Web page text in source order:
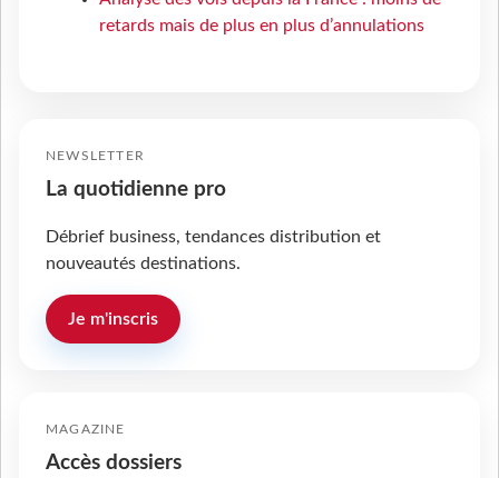
retards mais de plus en plus d’annulations
NEWSLETTER
La quotidienne pro
Débrief business, tendances distribution et
nouveautés destinations.
Je m'inscris
MAGAZINE
Accès dossiers